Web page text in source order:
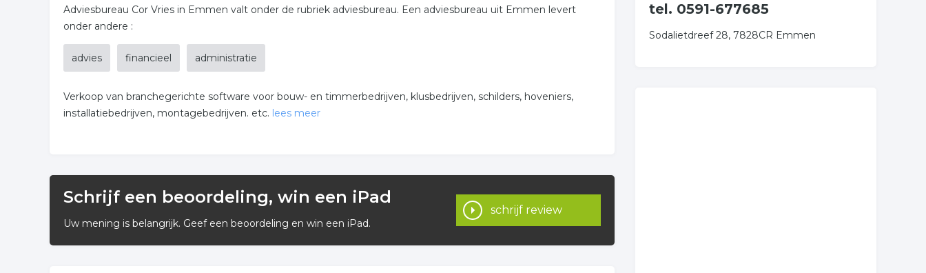
Adviesbureau Cor Vries in Emmen valt onder de rubriek adviesbureau. Een adviesbureau uit Emmen levert
onder andere :
advies financieel administratie
Verkoop van branchegerichte software voor bouw- en timmerbedrijven, klusbedrijven, schilders, hoveniers,
installatiebedrijven, montagebedrijven. etc. lees meer
Tevens promotie en verkoop van voedingssupplementen.
Xango, het beste voor uw gezondheid.
Schrijf een beoordeling, win een iPad
Uw mening is belangrijk. Geef een beoordeling en win een iPad.
schrijf review
tel. 0591-677685
Sodalietdreef 28, 7828CR Emmen